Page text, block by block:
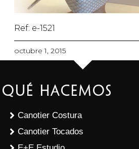
Ref: e-1521
octubre 1, 2015
Qué Hacemos
Canotier Costura
Canotier Tocados